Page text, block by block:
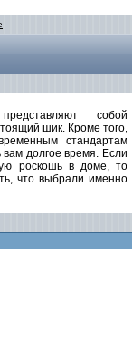
собой
шик. Кроме того,
стандартам
вам долгое время. Если
роскошь в доме, то
что выбрали именно